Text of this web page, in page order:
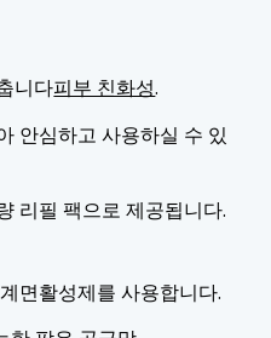
니다피부 친화성.
안심하고 사용하실 수 있
리필 팩으로 제공됩니다.
면활성제를 사용합니다.